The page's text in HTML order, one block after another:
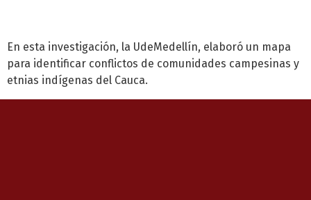
En esta investigación, la UdeMedellín, elaboró un mapa
para identificar conflictos de comunidades campesinas y
etnias indígenas del Cauca.